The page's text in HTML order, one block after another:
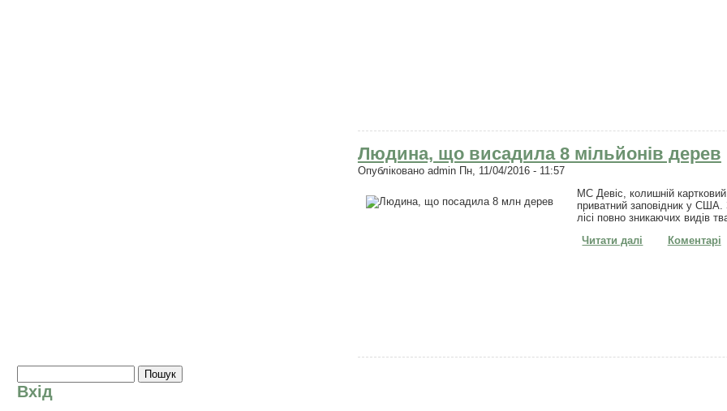
Людина, що висадила 8 мільйонів дерев
Опубліковано adminПн, 11/04/2016 - 11:57
MC Девіс, колишній
приватний заповідник у США.
лісі повно зникаючих видів
Читати далі про Людина,
Коментарі
Пошукова форма
Вхід